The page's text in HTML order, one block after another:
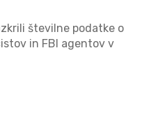
številne podatke o
in FBI agentov v